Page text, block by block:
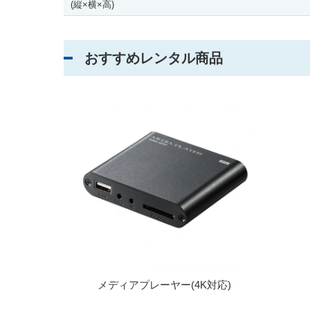
(縦×横×高)
おすすめレンタル商品
メディアプレーヤー(4K対応)